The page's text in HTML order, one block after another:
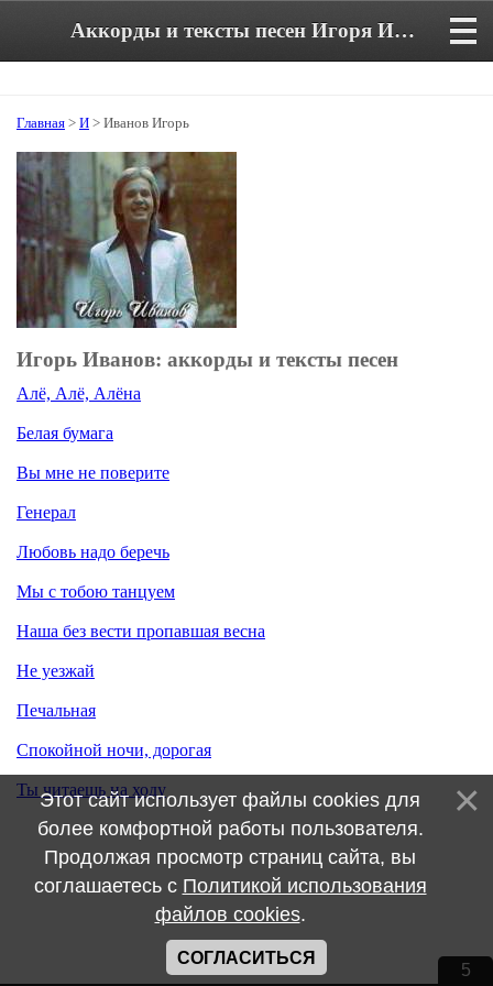
Аккорды и тексты песен Игоря Иванова
Главная > И > Иванов Игорь
Игорь Иванов: аккорды и тексты песен
Алё, Алё, Алёна
Белая бумага
Вы мне не поверите
Генерал
Любовь надо беречь
Мы с тобою танцуем
Наша без вести пропавшая весна
Не уезжай
Печальная
Спокойной ночи, дорогая
Ты читаешь на ходу
Этот сайт использует файлы cookies для
более комфортной работы пользователя.
Продолжая просмотр страниц сайта, вы
соглашаетесь с Политикой использования
файлов cookies.
СОГЛАСИТЬСЯ
5